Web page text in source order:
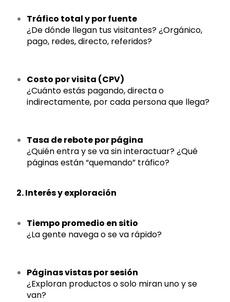
Tráfico total y por fuente
¿De dónde llegan tus visitantes? ¿Orgánico,
pago, redes, directo, referidos?
Costo por visita (CPV)
¿Cuánto estás pagando, directa o
indirectamente, por cada persona que llega?
Tasa de rebote por página
¿Quién entra y se va sin interactuar? ¿Qué
páginas están “quemando” tráfico?
2. Interés y exploración
Tiempo promedio en sitio
¿La gente navega o se va rápido?
Páginas vistas por sesión
¿Exploran productos o solo miran uno y se
van?